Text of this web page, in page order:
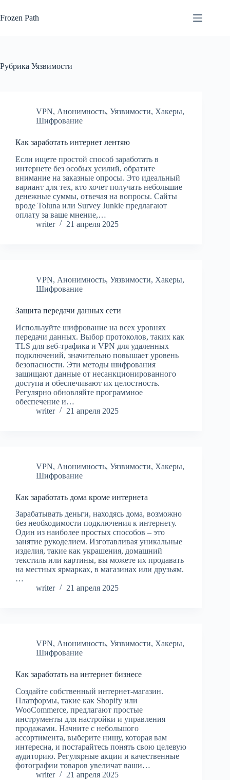
к
сути
Frozen Path
Рубрика Уязвимости
VPN, Анонимность, Уязвимости, Хакеры,
Шифрование
Как заработать интернет лентяю
Если ищете простой способ заработать в
интернете без особых усилий, обратите
внимание на заказные опросы. Это идеальный
вариант для тех, кто хочет получать небольшие
денежные суммы, отвечая на вопросы. Сайты
вроде Toluna или Survey Junkie предлагают
оплату за ваше мнение,…
writer
21 апреля 2025
VPN, Анонимность, Уязвимости, Хакеры,
Шифрование
Защита передачи данных сети
Используйте шифрование на всех уровнях
передачи данных. Выбор протоколов, таких как
TLS для веб-трафика и VPN для удаленных
подключений, значительно повышает уровень
безопасности. Эти методы шифрования
защищают данные от несанкционированного
доступа и обеспечивают их целостность.
Регулярно обновляйте программное
обеспечение и…
writer
21 апреля 2025
VPN, Анонимность, Уязвимости, Хакеры,
Шифрование
Как заработать дома кроме интернета
Зарабатывать деньги, находясь дома, возможно
без необходимости подключения к интернету.
Один из наиболее простых способов – это
занятие рукоделием. Изготавливая уникальные
изделия, такие как украшения, домашний
текстиль или картины, вы можете их продавать
на местных ярмарках, в магазинах или друзьям.
…
writer
21 апреля 2025
VPN, Анонимность, Уязвимости, Хакеры,
Шифрование
Как заработать на интернет бизнесе
Создайте собственный интернет-магазин.
Платформы, такие как Shopify или
WooCommerce, предлагают простые
инструменты для настройки и управления
продажами. Начните с небольшого
ассортимента, выберите нишу, которая вам
интересна, и постарайтесь понять свою целевую
аудиторию. Регулярные акции и качественные
фотографии товаров увеличат ваши…
writer
21 апреля 2025